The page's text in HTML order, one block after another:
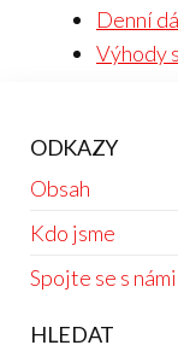
Denní
Výhody
ODKAZY
Obsah
Kdo jsme
Spojte se s námi
HLEDAT